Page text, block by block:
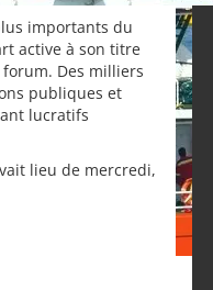
importants du
active à son titre
Des milliers
publiques et
lucratifs
lieu de mercredi,